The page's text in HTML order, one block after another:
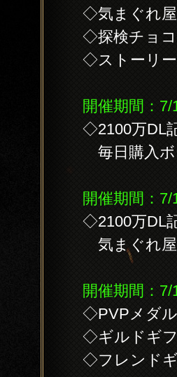
◇気まぐれ
◇探検チョコ
◇ストーリー
開催期間：
◇2100万DL
毎日購入ボ
開催期間：
◇2100万DL
気まぐれ屋
開催期間：
◇PVPメダル
◇ギルドギ
◇フレンド